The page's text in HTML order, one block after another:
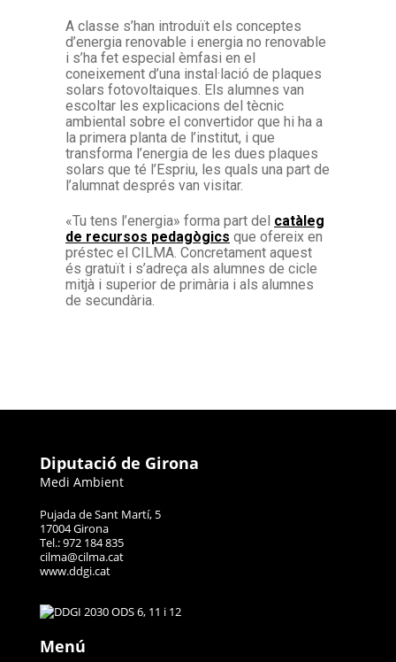
A classe s’han introduït els conceptes
d’energia renovable i energia no renovable
i s’ha fet especial èmfasi en el
coneixement d’una instal·lació de plaques
solars fotovoltaiques. Els alumnes van
escoltar les explicacions del tècnic
ambiental sobre el convertidor que hi ha a
la primera planta de l’institut, i que
transforma l’energia de les dues plaques
solars que té l’Espriu, les quals una part de
l’alumnat després van visitar.
«Tu tens l’energia» forma part del catàleg
de recursos pedagògics que ofereix en
préstec el CILMA. Concretament aquest
és gratuït i s’adreça als alumnes de cicle
mitjà i superior de primària i als alumnes
de secundària.
Diputació de Girona
Medi Ambient
Pujada de Sant Martí, 5
17004 Girona
Tel.: 972 184 835
cilma@cilma.cat
www.ddgi.cat
Menú